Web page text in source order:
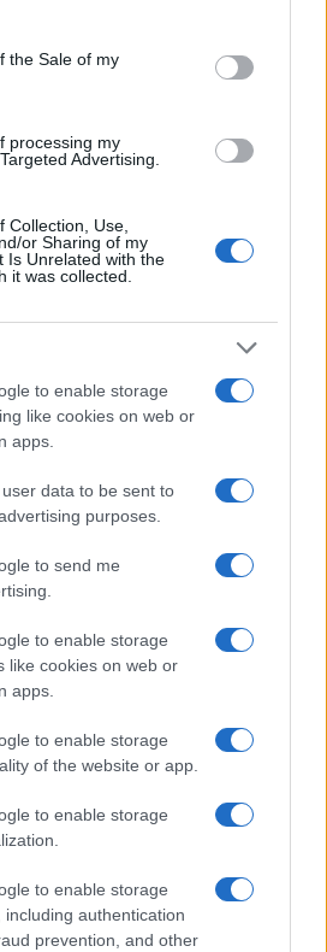
the Sale of my
processing my
Advertising.
Collection, Use,
or Sharing of my
Is Unrelated with the
it was collected.
to enable storage
like cookies on web or
apps.
data to be sent to
purposes.
to send me
to enable storage
like cookies on web or
apps.
to enable storage
of the website or app.
to enable storage
to enable storage
including authentication
prevention, and other
impiegare circa 13.000
di quelli di
Alibabae una
di
nulla di ufficiale sulle
o il numero dei
La logistica, i
tutte le funzioni paiono
L’opacità si
dove il personale
non i propri veri nomi. Ma
, come da decenni fa
e analizza dati e abitudini
americani.
spie
quale si basa gran parte
nazioni. “I veicoli elettrici
le strade e rubare i dati dei
in unrecente articolo
i veicoli “potrebbero essere
Partito Comunista Cinese”,
dell’associazione